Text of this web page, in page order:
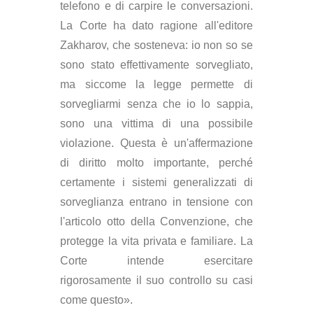
telefono e di carpire le conversazioni.
La Corte ha dato ragione all'editore
Zakharov, che sosteneva: io non so se
sono stato effettivamente sorvegliato,
ma siccome la legge permette di
sorvegliarmi senza che io lo sappia,
sono una vittima di una possibile
violazione. Questa è un'affermazione
di diritto molto importante, perché
certamente i sistemi generalizzati di
sorveglianza entrano in tensione con
l'articolo otto della Convenzione, che
protegge la vita privata e familiare. La
Corte intende esercitare
rigorosamente il suo controllo su casi
come questo».